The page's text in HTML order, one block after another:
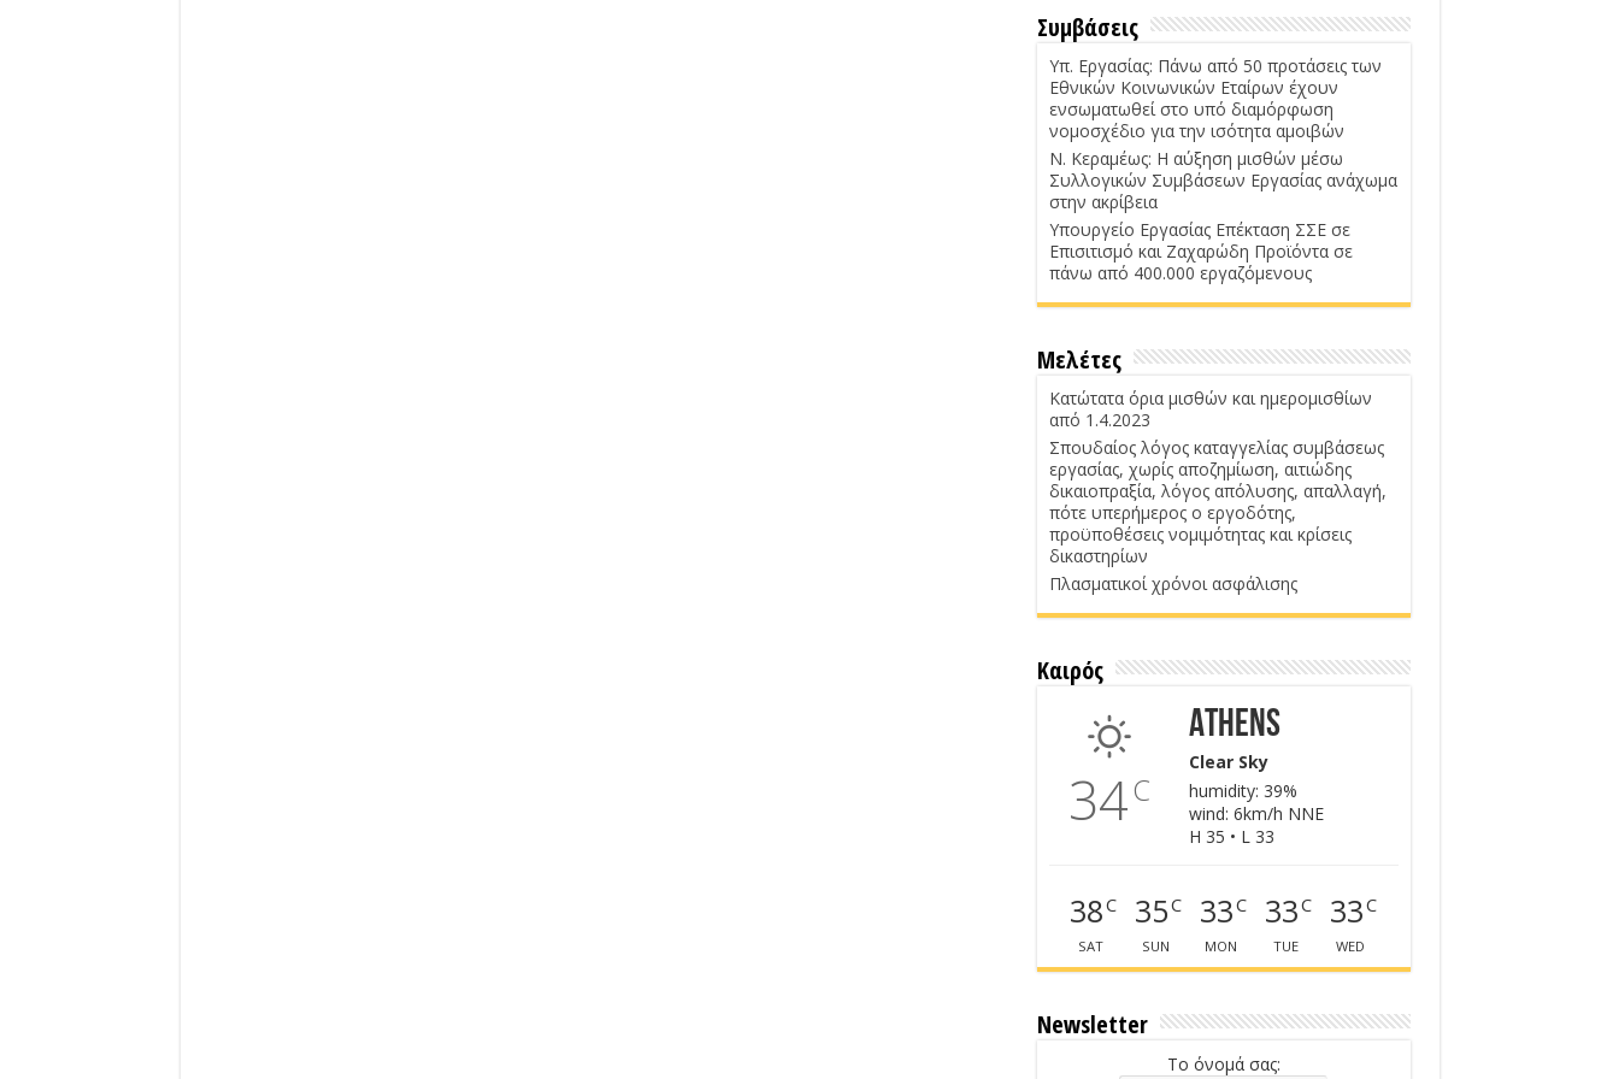
Συμβάσεις
Υπ. Εργασίας: Πάνω από 50 προτάσεις των
Εθνικών Κοινωνικών Εταίρων έχουν
ενσωματωθεί στο υπό διαμόρφωση
νομοσχέδιο για την ισότητα αμοιβών
Ν. Κεραμέως: Η αύξηση μισθών μέσω
Συλλογικών Συμβάσεων Εργασίας ανάχωμα
στην ακρίβεια
Υπουργείο Εργασίας Επέκταση ΣΣΕ σε
Επισιτισμό και Ζαχαρώδη Προϊόντα σε
πάνω από 400.000 εργαζόμενους
Μελέτες
Κατώτατα όρια μισθών και ημερομισθίων
από 1.4.2023
Σπουδαίος λόγος καταγγελίας συμβάσεως
εργασίας, χωρίς αποζημίωση, αιτιώδης
δικαιοπραξία, λόγος απόλυσης, απαλλαγή,
πότε υπερήμερος ο εργοδότης,
προϋποθέσεις νομιμότητας και κρίσεις
δικαστηρίων
Πλασματικοί χρόνοι ασφάλισης
Καιρός
34C
Athens
Clear Sky
humidity: 39%
wind: 6km/h NNE
H 35 • L 33
38C
SAT
35C
SUN
33C
MON
33C
TUE
33C
WED
Newsletter
Το όνομά σας: